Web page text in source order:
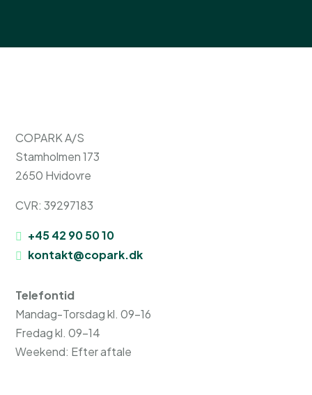
COPARK A/S
Stamholmen 173
2650 Hvidovre
CVR: 39297183
+45 42 90 50 10
kontakt@copark.dk
Telefontid
Mandag-Torsdag kl. 09-16
Fredag kl. 09-14
Weekend: Efter aftale